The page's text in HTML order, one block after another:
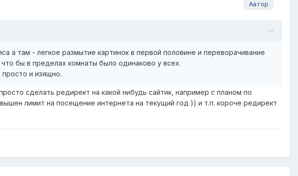
Автор
а там - легкое размытие картинок в первой половине и переворачивание
бы в пределах комнаты было одинаково у всех.
просто и изящно.
сделать редирект на какой нибудь сайтик, например с планом по
лимит на посещение интернета на текущий год )) и т.п. короче редирект